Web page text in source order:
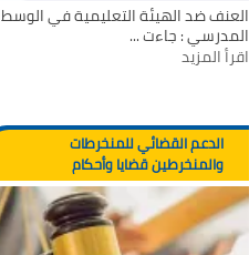
العنف ضد الهيئة التعليمية في الوسط
المدرسي : جاءت ...
اقرأ المزيد
الدعم القضائي للمنخرطات
والمنخرطين قضايا وأحكام